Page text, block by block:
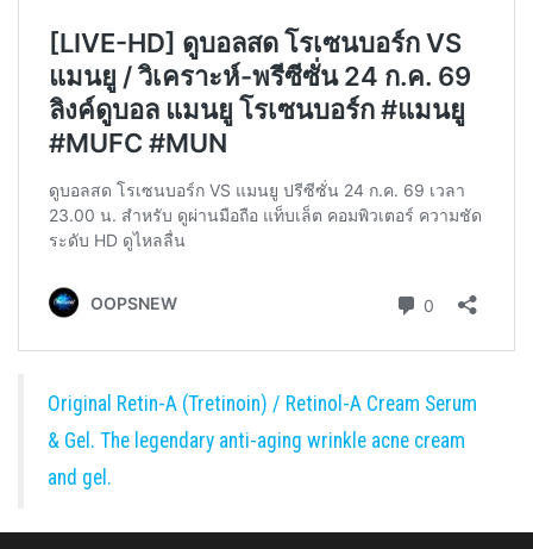
Original Retin-A (Tretinoin) / Retinol-A Cream Serum
& Gel. The legendary anti-aging wrinkle acne cream
and gel.